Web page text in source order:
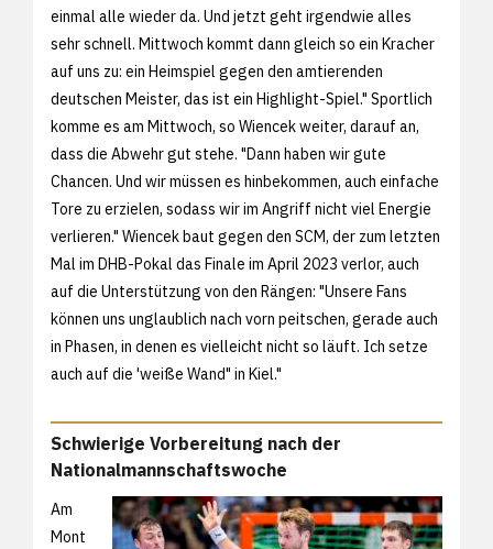
einmal alle wieder da. Und jetzt geht irgendwie alles
sehr schnell. Mittwoch kommt dann gleich so ein Kracher
auf uns zu: ein Heimspiel gegen den amtierenden
deutschen Meister, das ist ein Highlight-Spiel." Sportlich
komme es am Mittwoch, so Wiencek weiter, darauf an,
dass die Abwehr gut stehe. "Dann haben wir gute
Chancen. Und wir müssen es hinbekommen, auch einfache
Tore zu erzielen, sodass wir im Angriff nicht viel Energie
verlieren." Wiencek baut gegen den SCM, der zum letzten
Mal im DHB-Pokal das Finale im April 2023 verlor, auch
auf die Unterstützung von den Rängen: "Unsere Fans
können uns unglaublich nach vorn peitschen, gerade auch
in Phasen, in denen es vielleicht nicht so läuft. Ich setze
auch auf die 'weiße Wand" in Kiel."
Schwierige Vorbereitung nach der
Nationalmannschaftswoche
Am
Mont